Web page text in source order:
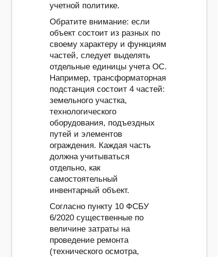
учетной политике.
Обратите внимание: если
объект состоит из разных по
своему характеру и функциям
частей, следует выделять
отдельные единицы учета ОС.
Например, трансформаторная
подстанция состоит 4 частей:
земельного участка,
технологического
оборудования, подъездных
путей и элементов
ограждения. Каждая часть
должна учитываться
отдельно, как
самостоятельный
инвентарный объект.
Согласно пункту 10 ФСБУ
6/2020 существенные по
величине затраты на
проведение ремонта
(технического осмотра,